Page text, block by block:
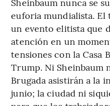
euforia mundialista.
un evento elitista que
atención en un
tensiones con la Casa
Trump. Ni Sheinbaum
Brugada asistirán a la
junio; la ciudad ni